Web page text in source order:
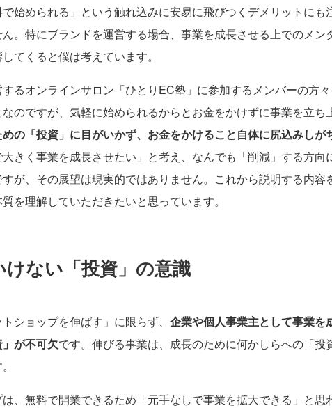
始められる」という触れ込みに安易に飛びつくデメリットにも
。特にブランドを運営する場合、事業を成長させる上でのメン
てくると僕は考えています。
るオンラインサロン「ひとりEC塾」に参加するメンバーの方
のですが、気軽に始められるからとお金をかけずに事業を立ち
の「投資」に目がいかず、お金をかけること自体に尻込みしが
きく事業を成長させたい」と考え、なんでも「削減」する方向
が、その展望は現実的ではありません。これから説明する内容
を理解していただきたいと思っています。
ない「投資」の意識
ショップを伸ばす」に限らず、 企業や個人事業主として事業を
が不可欠です。伸びる事業は、成長のために何かしらへの「投
、無料で開業できるため「元手なしで事業を拡大できる」と思